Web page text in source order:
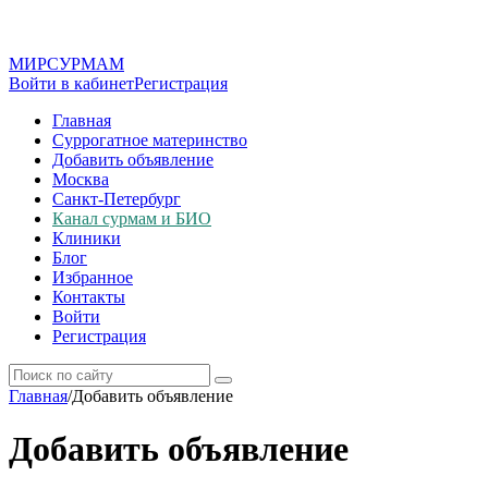
МИРСУРМАМ
Войти в кабинетРегистрация
Главная
Суррогатное материнство
Добавить объявление
Москва
Санкт-Петербург
Канал сурмам и БИО
Клиники
Блог
Избранное
Контакты
Войти
Регистрация
Главная/Добавить объявление
Добавить объявление